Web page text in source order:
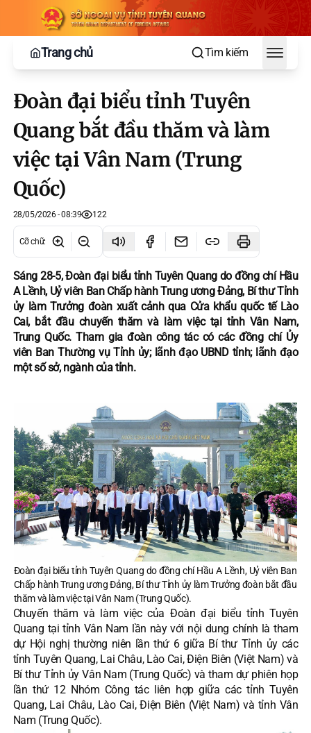
Trang chủ Tìm kiếm
Toggle
Đoàn đại biểu tỉnh Tuyên
Quang bắt đầu thăm và làm
việc tại Vân Nam (Trung
Quốc)
28/05/2026 - 08:39 122
Cỡ chữ:
Sáng 28-5, Đoàn đại biểu tỉnh Tuyên Quang do đồng chí Hầu
A Lềnh, Uỷ viên Ban Chấp hành Trung ương Đảng, Bí thư Tỉnh
ủy làm Trưởng đoàn xuất cảnh qua Cửa khẩu quốc tế Lào
Cai, bắt đầu chuyến thăm và làm việc tại tỉnh Vân Nam,
Trung Quốc. Tham gia đoàn công tác có các đồng chí Ủy
viên Ban Thường vụ Tỉnh ủy; lãnh đạo UBND tỉnh; lãnh đạo
một số sở, ngành của tỉnh.
Đoàn đại biểu tỉnh Tuyên Quang do đồng chí Hầu A Lềnh, Uỷ viên Ban
Chấp hành Trung ương Đảng, Bí thư Tỉnh ủy làm Trưởng đoàn bắt đầu
thăm và làm việc tại Vân Nam (Trung Quốc).
Chuyến thăm và làm việc của Đoàn đại biểu tỉnh Tuyên
Quang tại tỉnh Vân Nam lần này với nội dung chính là tham
dự Hội nghị thường niên lần thứ 6 giữa Bí thư Tỉnh ủy các
tỉnh Tuyên Quang, Lai Châu, Lào Cai, Điện Biên (Việt Nam) và
Bí thư Tỉnh ủy Vân Nam (Trung Quốc) và tham dự phiên họp
lần thứ 12 Nhóm Công tác liên hợp giữa các tỉnh Tuyên
Quang, Lai Châu, Lào Cai, Điện Biên (Việt Nam) và tỉnh Vân
Nam (Trung Quốc).